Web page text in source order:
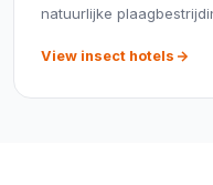
natuurlijke
View insect hotels